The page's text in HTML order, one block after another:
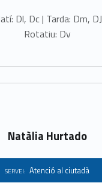
Dl, Dc | Tarda: Dm, DJ
Rotatiu: Dv
Natàlia Hurtado
SERVEI: Atenció al ciutadà